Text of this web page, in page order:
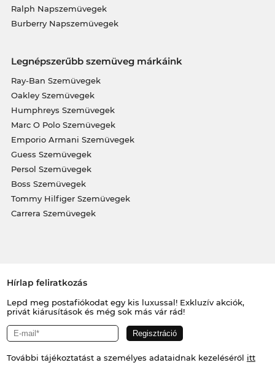
Ralph Napszemüvegek
Burberry Napszemüvegek
Legnépszerűbb szemüveg márkáink
Ray-Ban Szemüvegek
Oakley Szemüvegek
Humphreys Szemüvegek
Marc O Polo Szemüvegek
Emporio Armani Szemüvegek
Guess Szemüvegek
Persol Szemüvegek
Boss Szemüvegek
Tommy Hilfiger Szemüvegek
Carrera Szemüvegek
Hírlap feliratkozás
Lepd meg postafiókodat egy kis luxussal! Exkluzív akciók,
privát kiárusítások és még sok más vár rád!
További tájékoztatást a személyes adataidnak kezeléséről itt